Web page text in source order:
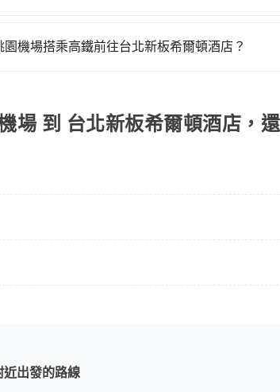
KKday和Klook僅為仲介平台，是需要透過其
園機場搭乘高鐵前往台北新板希爾頓酒店？
靠近的桃園高鐵站，叫一輛計程車花費約400
台排隊的時間約15分鐘，再乘坐11~13分鐘（
加上轉車時間共57分鐘，假設8位同行，高鐵
，而且更會額外浪費19分鐘在轉乘與等車上
考tripool的拼車共乘服務，最多可再節省50%
場 到 台北新板希爾頓酒店，
近出發的路線